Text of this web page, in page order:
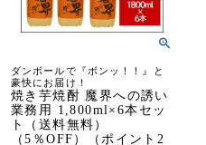
ダンボールで『ボンッ！！』と
豪快にお届け！
焼き芋焼酎 魔界への誘い
業務用 1,800ml×6本セッ
ト（送料無料）
（5％OFF）（ポイント2